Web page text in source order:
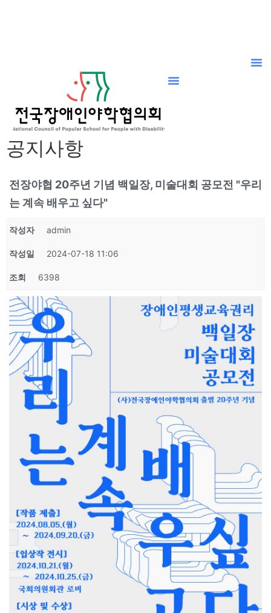
공지사항
전장야협 20주년 기념 백일장, 미술대회 공모전 "우리
는 계속 배우고 싶다"
작성자 admin
작성일 2024-07-18 11:06
조회 6398